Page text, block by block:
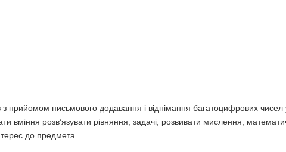
з прийомом письмового додавання і віднімання багатоцифрових
вміння розв’язувати рівняння, задачі; розвивати мислення,
до предмета.